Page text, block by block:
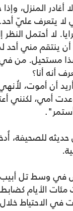
أغادر المنزل،
لا يتعرف عليّ
لا أحتمل
ينتقم مني أحد
مستحيل. من في
أنه أنا؟
أن أموت،
أمي، لكنني
للصحيفة،
في وسط تل
الأيام
في الاحتياط